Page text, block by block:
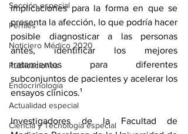
Sección especial
Perfiles
Noticiero Médico 2020
Publicaciones
Endocrinología
Actualidad especial
Ciencia y Tecnología especial
implicaciones para la forma en que se
presenta la afección, lo que podría hacer
posible diagnosticar a las personas
antes, identificar los mejores
tratamientos para diferentes
subconjuntos de pacientes y acelerar los
ensayos clínicos.¹
Investigadores de la Facultad de